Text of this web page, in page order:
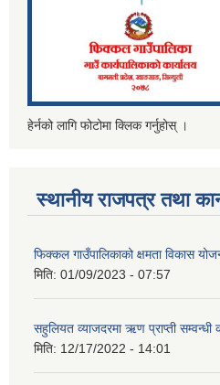
हेर्नको लागि फोटोमा क्लिक गर्नुहोस् ।
स्थानीय राजपत्र तथा
फिक्कल गाउँपालिकाको क्षमता विकास
मिति: 01/09/2023 - 07:57
सहुलियत व्याजदरमा ऋण प्राप्ती सम्वन्धी
मिति: 12/17/2022 - 14:01